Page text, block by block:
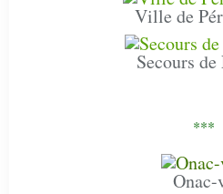
Ville de
Secours de
***
Onac-